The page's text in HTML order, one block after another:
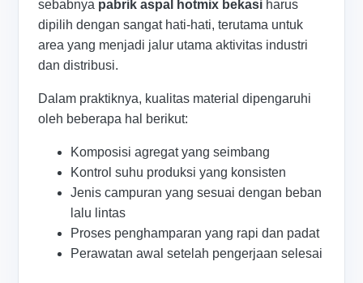
sebabnya pabrik aspal hotmix bekasi harus
dipilih dengan sangat hati-hati, terutama untuk
area yang menjadi jalur utama aktivitas industri
dan distribusi.
Dalam praktiknya, kualitas material dipengaruhi
oleh beberapa hal berikut:
Komposisi agregat yang seimbang
Kontrol suhu produksi yang konsisten
Jenis campuran yang sesuai dengan beban
lalu lintas
Proses penghamparan yang rapi dan padat
Perawatan awal setelah pengerjaan selesai